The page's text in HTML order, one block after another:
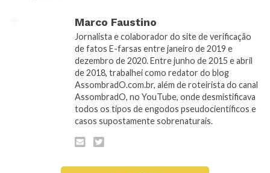
Marco Faustino
Jornalista e colaborador do site de verificação
de fatos E-farsas entre janeiro de 2019 e
dezembro de 2020. Entre junho de 2015 e abril
de 2018, trabalhei como redator do blog
AssombradO.com.br, além de roteirista do canal
AssombradO, no YouTube, onde desmistificava
todos os tipos de engodos pseudocientíficos e
casos supostamente sobrenaturais.